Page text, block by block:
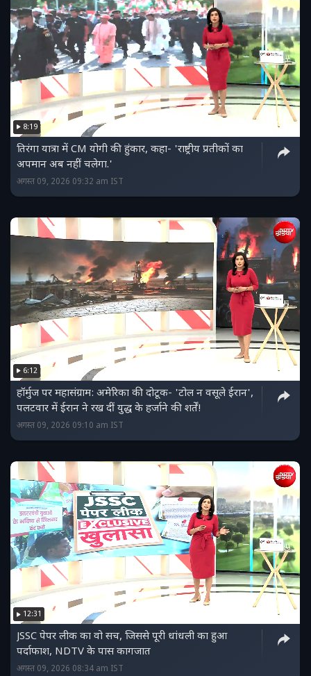
8:19
तिरंगा यात्रा में CM योगी की हुंकार, कहा- 'राष्ट्रीय प्रतीकों का
अपमान अब नहीं चलेगा.'
अगस्त 09, 2026 09:32 am IST
6:12
हॉर्मुज पर महासंग्राम: अमेरिका की दोटूक- 'टोल न वसूले ईरान',
पलटवार में ईरान ने रख दीं युद्ध के हर्जाने की शर्तें!
अगस्त 09, 2026 09:10 am IST
12:31
JSSC पेपर लीक का वो सच, जिससे पूरी धांधली का हुआ
पर्दाफाश, NDTV के पास कागजात
अगस्त 09, 2026 08:34 am IST